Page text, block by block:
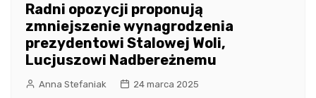
Radni opozycji proponują
zmniejszenie wynagrodzenia
prezydentowi Stalowej Woli,
Lucjuszowi Nadbereżnemu
Anna Stefaniak 24 marca 2025